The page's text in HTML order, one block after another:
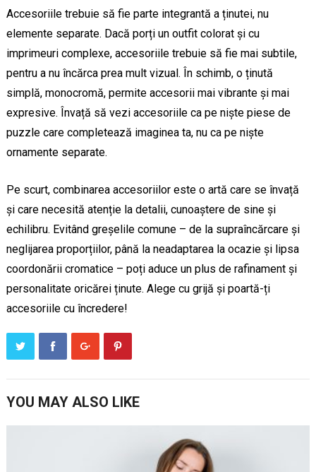
Accesoriile trebuie să fie parte integrantă a ținutei, nu
elemente separate. Dacă porți un outfit colorat și cu
imprimeuri complexe, accesoriile trebuie să fie mai subtile,
pentru a nu încărca prea mult vizual. În schimb, o ținută
simplă, monocromă, permite accesorii mai vibrante și mai
expresive. Învață să vezi accesoriile ca pe niște piese de
puzzle care completează imaginea ta, nu ca pe niște
ornamente separate.
Pe scurt, combinarea accesoriilor este o artă care se învață
și care necesită atenție la detalii, cunoaștere de sine și
echilibru. Evitând greșelile comune – de la supraîncărcare și
neglijarea proporțiilor, până la neadaptarea la ocazie și lipsa
coordonării cromatice – poți aduce un plus de rafinament și
personalitate oricărei ținute. Alege cu grijă și poartă-ți
accesoriile cu încredere!
YOU MAY ALSO LIKE